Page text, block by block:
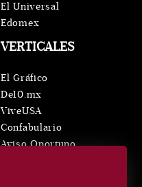
VERTICALES
El Gráfico
De10.mx
ViveUSA
Confabulario
Aviso Oportuno
El Universal
Edomex